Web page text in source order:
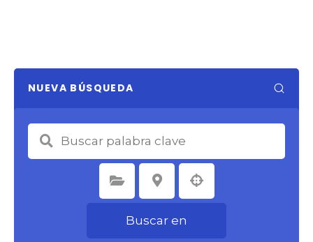
NUEVA BÚSQUEDA
Seleccione la categoría Seleccione la ubicación
Buscar en